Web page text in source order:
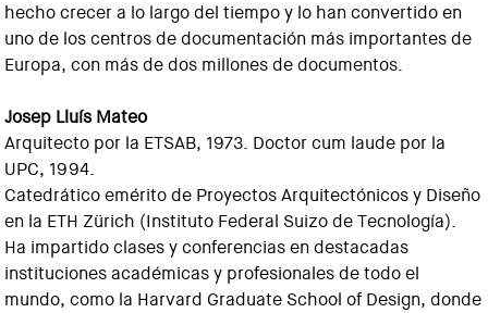
hecho crecer a lo largo del tiempo y lo han convertido en
uno de los centros de documentación más importantes de
Europa, con más de dos millones de documentos.
Josep Lluís Mateo
Arquitecto por la ETSAB, 1973. Doctor cum laude por la
UPC, 1994.
Catedrático emérito de Proyectos Arquitectónicos y Diseño
en la ETH Zürich (Instituto Federal Suizo de Tecnología).
Ha impartido clases y conferencias en destacadas
instituciones académicas y profesionales de todo el
mundo, como la Harvard Graduate School of Design, donde